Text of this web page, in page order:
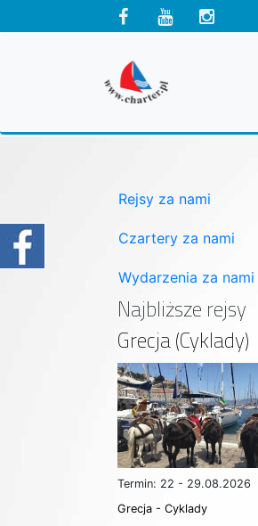
Rejsy za nami
Czartery za nami
Wydarzenia za nami
Najbliższe rejsy
Grecja (Cyklady)
Termin: 22 - 29.08.2026
Grecja - Cyklady